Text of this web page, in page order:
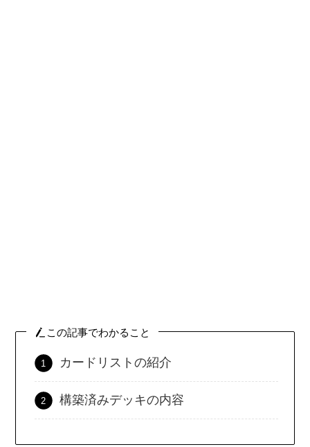
この記事でわかること
カードリストの紹介
構築済みデッキの内容